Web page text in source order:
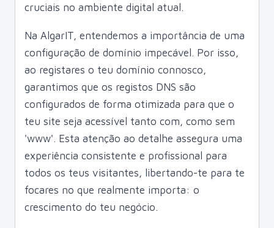
cruciais no ambiente digital atual.
Na AlgarIT, entendemos a importância de uma
configuração de domínio impecável. Por isso,
ao registares o teu domínio connosco,
garantimos que os registos DNS são
configurados de forma otimizada para que o
teu site seja acessível tanto com, como sem
'www'. Esta atenção ao detalhe assegura uma
experiência consistente e profissional para
todos os teus visitantes, libertando-te para te
focares no que realmente importa: o
crescimento do teu negócio.